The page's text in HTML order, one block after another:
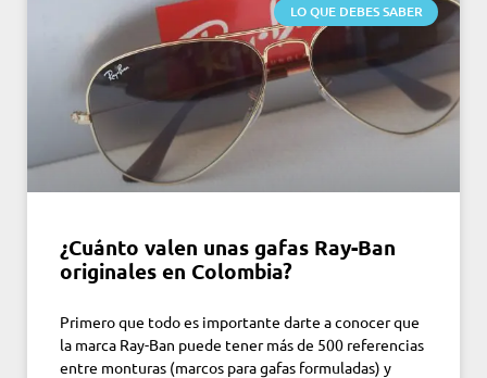
LO QUE DEBES SABER
¿Cuánto valen unas gafas Ray-Ban
originales en Colombia?
Primero que todo es importante darte a conocer que
la marca Ray-Ban puede tener más de 500 referencias
entre monturas (marcos para gafas formuladas) y